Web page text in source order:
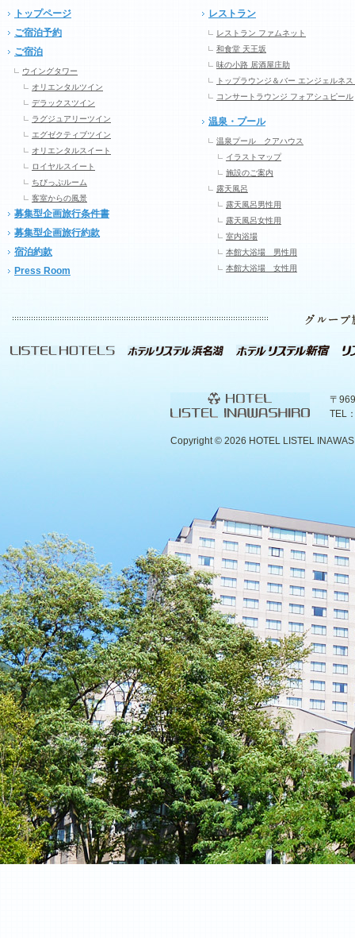
トップページ
ご宿泊予約
ご宿泊
ウイングタワー
オリエンタルツイン
デラックスツイン
ラグジュアリーツイン
エグゼクティブツイン
オリエンタルスイート
ロイヤルスイート
ちびっぷルーム
客室からの風景
募集型企画旅行条件書
募集型企画旅行約款
宿泊約款
Press Room
レストラン
レストラン ファムネット
和食堂 天王坂
味の小路 居酒屋庄助
トップラウンジ＆バー エンジェルネス
コンサートラウンジ フォアシュピール
温泉・プール
温泉プール クアハウス
イラストマップ
施設のご案内
露天風呂
露天風呂男性用
露天風呂女性用
室内浴場
本館大浴場 男性用
本館大浴場 女性用
〒
TEL
Copyright © 2026 HOTEL LISTEL